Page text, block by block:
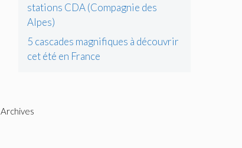
stations CDA (Compagnie des
Alpes)
5 cascades magnifiques à découvrir
cet été en France
Archives